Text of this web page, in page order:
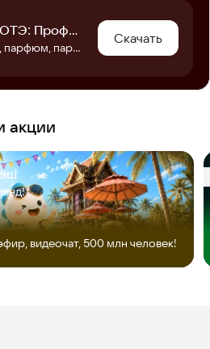
ИЛЬ ДЕ БОТЭ: Профессиональная косметика и духи
Косметика, парфюм, парфюмерия и уход за кожей. Бьюти подарки и кешбэк до 5%
Скачать
акции
видеочат, 500 млн человек!